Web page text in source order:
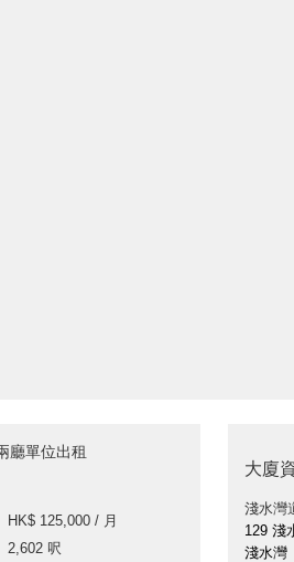
廳單位出租
HK$ 125,000 / 月
2,602 呎
大廈
淺水灣
129 淺
淺水灣